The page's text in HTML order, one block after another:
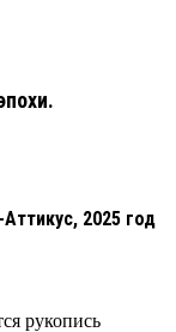
2025 год
рукопись